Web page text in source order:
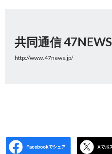
共同通信 47NEWS
http://www.47news.jp/